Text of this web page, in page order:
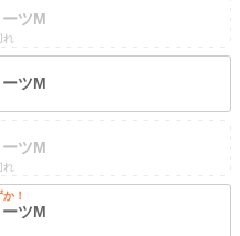
ツM
れ
ツM
ツM
れ
ツM
！